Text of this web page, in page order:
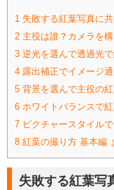
1 失敗する紅葉写真に
2 主役は誰？カメラを
3 逆光を選んで透過光
4 露出補正でイメージ
5 背景を選んで主役の
6 ホワイトバランスで
7 ピクチャースタイル
8 紅葉の撮り方 基本編
失敗する紅葉写